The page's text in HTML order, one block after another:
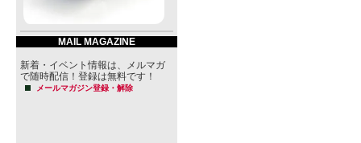
MAIL MAGAZINE
新着・イベント情報は、メルマガ
で随時配信！登録は無料です！
メールマガジン登録・解除